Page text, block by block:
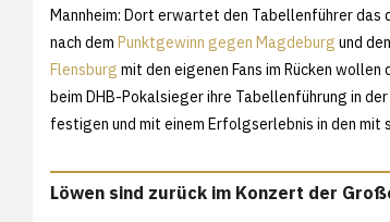
Mannheim: Dort erwartet den Tabellenführer das
nach dem Punktgewinn gegen Magdeburg und
Flensburg mit den eigenen Fans im Rücken
beim DHB-Pokalsieger ihre Tabellenführung in
festigen und mit einem Erfolgserlebnis in den
Löwen sind zurück im Konzert der